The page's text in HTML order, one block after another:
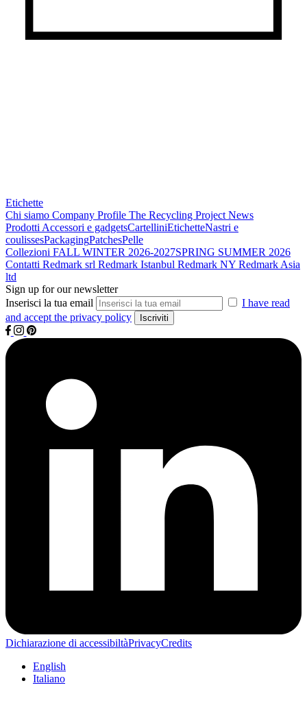
Etichette
Chi siamo Company Profile The Recycling Project News
Prodotti Accessori e gadgetsCartelliniEtichetteNastri e
coulissesPackagingPatchesPelle
Collezioni FALL WINTER 2026-2027SPRING SUMMER 2026
Contatti Redmark srl Redmark Istanbul Redmark NY Redmark Asia
ltd
Sign up for our newsletter
Inserisci la tua email
I have read
and accept the privacy policy
Dichiarazione di accessibiltàPrivacyCredits
English
Italiano